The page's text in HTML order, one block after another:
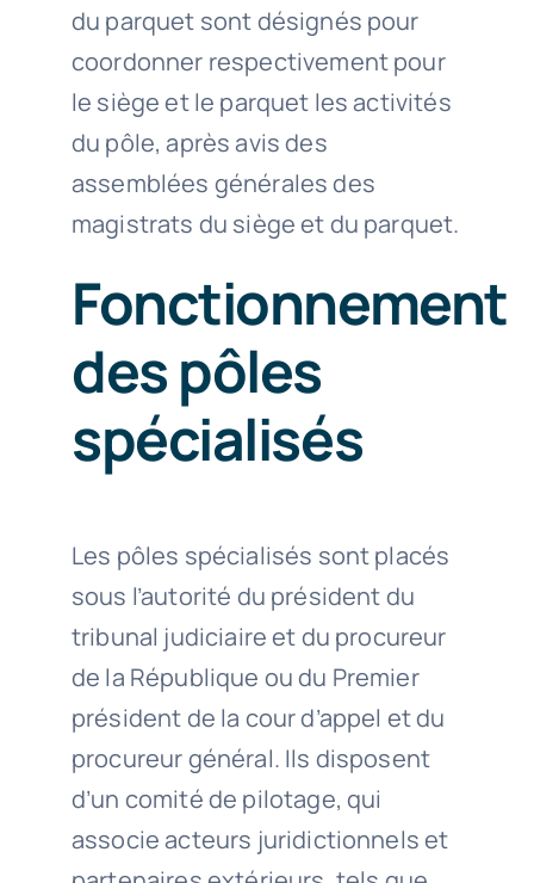
du parquet sont désignés pour
coordonner respectivement pour
le siège et le parquet les activités
du pôle, après avis des
assemblées générales des
magistrats du siège et du parquet.
Fonctionnement
des pôles
spécialisés
Les pôles spécialisés sont placés
sous l’autorité du président du
tribunal judiciaire et du procureur
de la République ou du Premier
président de la cour d’appel et du
procureur général. Ils disposent
d’un comité de pilotage, qui
associe acteurs juridictionnels et